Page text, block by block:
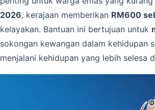
2026, kerajaan memberikan RM600
kelayakan. Bantuan ini bertujuan untuk
sokongan kewangan dalam kehidupan
menjalani kehidupan yang lebih selesa